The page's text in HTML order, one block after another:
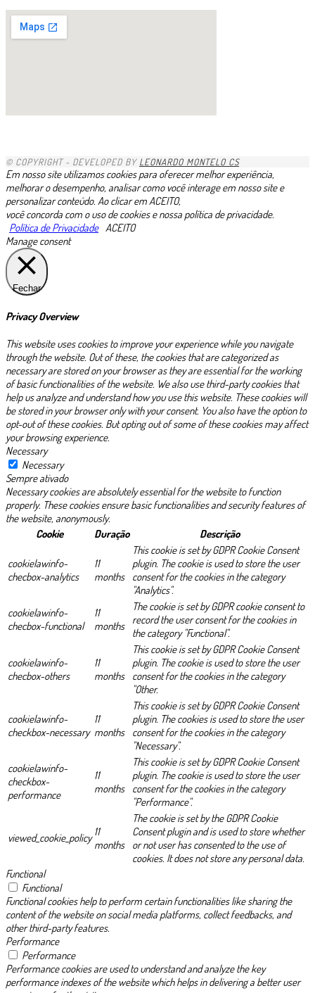
1xbet ทางเข้า
1xbet
lotoclub
Rtbet casino
1xbet зеркало
melbet
1xbet
1xbet
bouderland bound
BoostWin казино
1xbet скачать
© COPYRIGHT - DEVELOPED BY LEONARDO MONTELO CS
Em nosso site utilizamos cookies para oferecer melhor experiência,
melhorar o desempenho, analisar como você interage em nosso site e
personalizar conteúdo. Ao clicar em ACEITO,
você concorda com o uso de cookies e nossa política de privacidade.
Política de Privacidade ACEITO
Manage consent
Fechar
Privacy Overview
This website uses cookies to improve your experience while you navigate
through the website. Out of these, the cookies that are categorized as
necessary are stored on your browser as they are essential for the working
of basic functionalities of the website. We also use third-party cookies that
help us analyze and understand how you use this website. These cookies will
be stored in your browser only with your consent. You also have the option to
opt-out of these cookies. But opting out of some of these cookies may affect
your browsing experience.
Necessary
Necessary
Sempre ativado
Necessary cookies are absolutely essential for the website to function
properly. These cookies ensure basic functionalities and security features of
the website, anonymously.
Cookie
Duração Descrição
cookielawinfo-
checbox-analytics
11
months
This cookie is set by GDPR Cookie Consent
plugin. The cookie is used to store the user
consent for the cookies in the category
"Analytics".
cookielawinfo-
checbox-functional
11
months
The cookie is set by GDPR cookie consent to
record the user consent for the cookies in
the category "Functional".
cookielawinfo-
checbox-others
11
months
This cookie is set by GDPR Cookie Consent
plugin. The cookie is used to store the user
consent for the cookies in the category
"Other.
cookielawinfo-
checkbox-necessary
11
months
This cookie is set by GDPR Cookie Consent
plugin. The cookies is used to store the user
consent for the cookies in the category
"Necessary".
cookielawinfo-
checkbox-
performance
11
months
This cookie is set by GDPR Cookie Consent
plugin. The cookie is used to store the user
consent for the cookies in the category
"Performance".
viewed_cookie_policy 11
months
The cookie is set by the GDPR Cookie
Consent plugin and is used to store whether
or not user has consented to the use of
cookies. It does not store any personal data.
Functional
Functional
Functional cookies help to perform certain functionalities like sharing the
content of the website on social media platforms, collect feedbacks, and
other third-party features.
Performance
Performance
Performance cookies are used to understand and analyze the key
performance indexes of the website which helps in delivering a better user